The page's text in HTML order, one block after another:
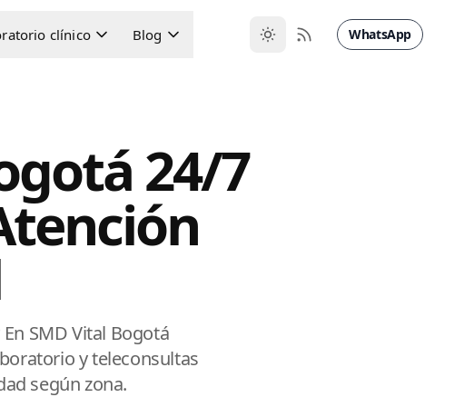
clínico Blog WhatsApp
24/7
En SMD Vital Bogotá
y teleconsultas
según zona.